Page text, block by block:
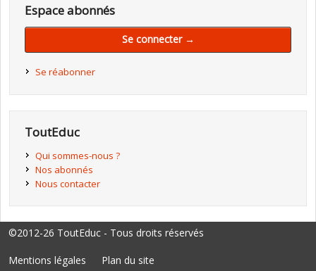
Espace abonnés
Se connecter →
Se réabonner
ToutEduc
Qui sommes-nous ?
Nos abonnés
Nous contacter
©2012-26 ToutEduc - Tous droits réservés
Mentions légales Plan du site